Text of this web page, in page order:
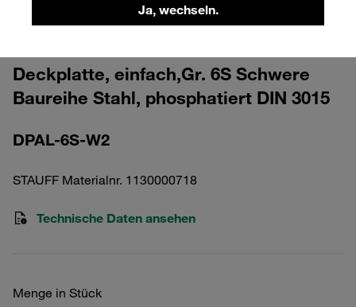
Ja, wechseln.
Anmeldenum die CAD-Daten kostenlos herunterzuladen
Deckplatte, einfach,Gr. 6S Schwere
Baureihe Stahl, phosphatiert DIN 3015
DPAL-6S-W2
STAUFF Materialnr. 1130000718
Technische Daten ansehen
Menge in Stück